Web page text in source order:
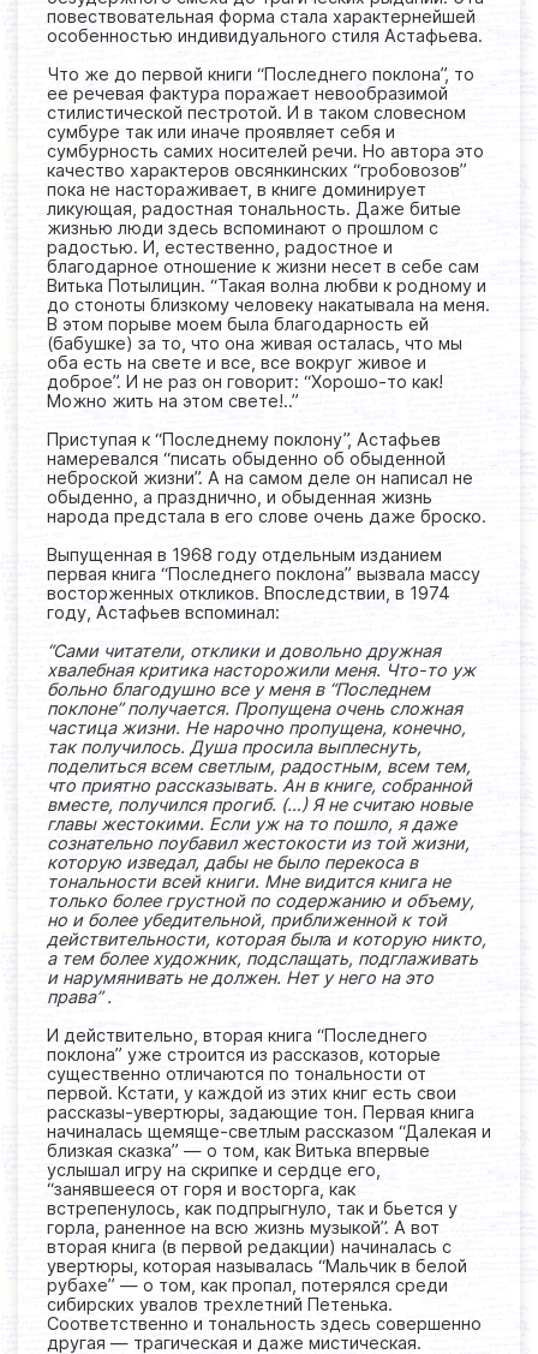
повествовательная форма стала характернейшей
особенностью индивидуального стиля Астафьева.
Что же до первой книги “Последнего поклона”, то
ее речевая фактура поражает невообразимой
стилистической пестротой. И в таком словесном
сумбуре так или иначе проявляет себя и
сумбурность самих носителей речи. Но автора это
качество характеров овсянкинских “гробовозов”
пока не настораживает, в книге доминирует
ликующая, радостная тональность. Даже битые
жизнью люди здесь вспоминают о прошлом с
радостью. И, естественно, радостное и
благодарное отношение к жизни несет в себе сам
Витька Потылицин. “Такая волна любви к родному и
до стоноты близкому человеку накатывала на меня.
В этом порыве моем была благодарность ей
(бабушке) за то, что она живая осталась, что мы
оба есть на свете и все, все вокруг живое и
доброе”. И не раз он говорит: “Хорошо-то как!
Можно жить на этом свете!..”
Приступая к “Последнему поклону”, Астафьев
намеревался “писать обыденно об обыденной
неброской жизни”. А на самом деле он написал не
обыденно, а празднично, и обыденная жизнь
народа предстала в его слове очень даже броско.
Выпущенная в 1968 году отдельным изданием
первая книга “Последнего поклона” вызвала массу
восторженных откликов. Впоследствии, в 1974
году, Астафьев вспоминал:
“Сами читатели, отклики и довольно дружная
хвалебная критика насторожили меня. Что-то уж
больно благодушно все у меня в “Последнем
поклоне” получается. Пропущена очень сложная
частица жизни. Не нарочно пропущена, конечно,
так получилось. Душа просила выплеснуть,
поделиться всем светлым, радостным, всем тем,
что приятно рассказывать. Ан в книге, собранной
вместе, получился прогиб. (…) Я не считаю новые
главы жестокими. Если уж на то пошло, я даже
сознательно поубавил жестокости из той жизни,
которую изведал, дабы не было перекоса в
тональности всей книги. Мне видится книга не
только более грустной по содержанию и объему,
но и более убедительной, приближенной к той
действительности, которая была и которую никто,
а тем более художник, подслащать, подглаживать
и нарумянивать не должен. Нет у него на это
права” .
И действительно, вторая книга “Последнего
поклона” уже строится из рассказов, которые
существенно отличаются по тональности от
первой. Кстати, у каждой из этих книг есть свои
рассказы-увертюры, задающие тон. Первая книга
начиналась щемяще-светлым рассказом “Далекая и
близкая сказка” — о том, как Витька впервые
услышал игру на скрипке и сердце его,
“занявшееся от горя и восторга, как
встрепенулось, как подпрыгнуло, так и бьется у
горла, раненное на всю жизнь музыкой”. А вот
вторая книга (в первой редакции) начиналась с
увертюры, которая называлась “Мальчик в белой
рубахе” — о том, как пропал, потерялся среди
сибирских увалов трехлетний Петенька.
Соответственно и тональность здесь совершенно
другая — трагическая и даже мистическая.